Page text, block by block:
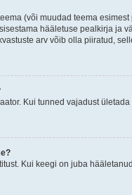
(või muudad teema
hääletuse pealkirja ja
arv võib olla piiratud,
Kui tunned vajadust
Kui keegi on juba